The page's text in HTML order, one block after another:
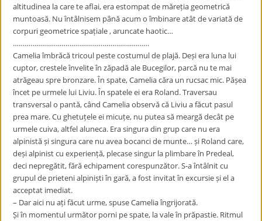
altitudinea la care te aflai, era estompat de măreția geometrică
muntoasă. Nu întâlnisem până acum o îmbinare atât de variată de
corpuri geometrice spațiale , aruncate haotic…
…………………………………………………………….
Camelia îmbrăcă tricoul peste costumul de plajă. Deși era luna lui
cuptor, crestele învelite în zăpadă ale Bucegilor, parcă nu te mai
atrăgeau spre bronzare. În spate, Camelia căra un rucsac mic. Pășea
încet pe urmele lui Liviu. În spatele ei era Roland. Traversau
transversal o pantă, când Camelia observă că Liviu a făcut pasul
prea mare. Cu ghetuțele ei micuțe, nu putea să meargă decât pe
urmele cuiva, altfel aluneca. Era singura din grup care nu era
alpinistă și singura care nu avea bocanci de munte… și Roland care,
deși alpinist cu experiență, plecase singur la plimbare în Predeal,
deci nepregătit, fără echipament corespunzător. S-a întâlnit cu
grupul de prieteni alpiniști în gară, a fost invitat în excursie și el a
acceptat imediat.
– Dar aici nu ați făcut urme, spuse Camelia îngrijorată.
Și în momentul următor porni pe spate, la vale în prăpastie. Ritmul